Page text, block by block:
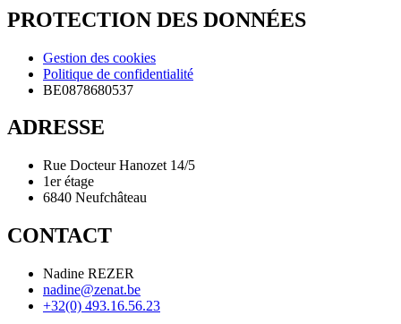
PROTECTION DES DONNÉES
Gestion des cookies
Politique de confidentialité
BE0878680537
ADRESSE
Rue Docteur Hanozet 14/5
1er étage
6840 Neufchâteau
CONTACT
Nadine REZER
nadine@zenat.be
+32(0) 493.16.56.23